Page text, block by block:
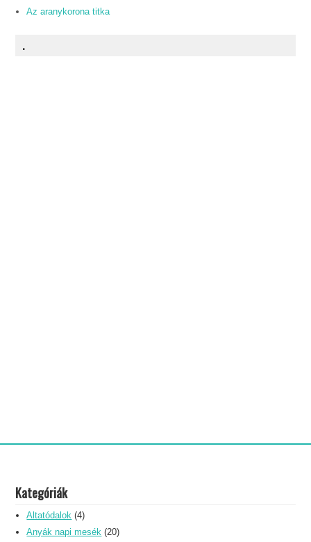
Az aranykorona titka
.
Kategóriák
Altatódalok (4)
Anyák napi mesék (20)